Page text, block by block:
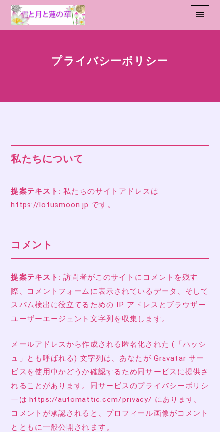
プライバシーポリシー
私たちについて
提案テキスト:私たちのサイトアドレスは
https://lotusmoon.jp です。
コメント
提案テキスト:訪問者がこのサイトにコメントを残す
際、コメントフォームに表示されているデータ、そして
スパム検出に役立てるための IP アドレスとブラウザー
ユーザーエージェント文字列を収集します。
メールアドレスから作成される匿名化された (「ハッシ
ュ」とも呼ばれる) 文字列は、あなたが Gravatar サー
ビスを使用中かどうか確認するため同サービスに提供さ
れることがあります。同サービスのプライバシーポリシ
ーは https://automattic.com/privacy/ にあります。
コメントが承認されると、プロフィール画像がコメント
とともに一般公開されます。